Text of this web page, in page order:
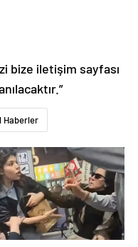
bize iletişim sayfası
Haberler